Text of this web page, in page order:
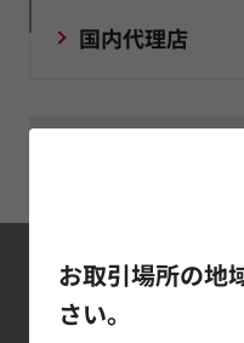
お取引場所の地
さい。
国内代理店
村田製作所メール
マガジンの登録